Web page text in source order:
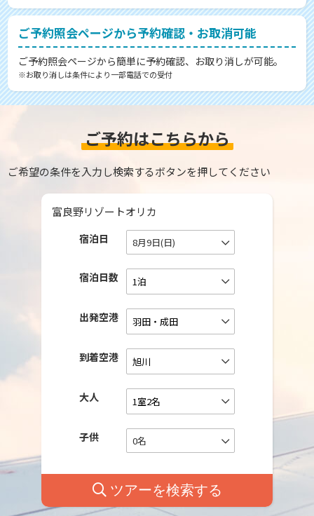
ご予約照会ページから予約確認・お取消可能
ご予約照会ページから簡単に予約確認、お取り消しが可能。
※お取り消しは条件により一部電話での受付
ご予約はこちらから
ご希望の条件を入力し検索するボタンを押してください
富良野リゾートオリカ
宿泊日 8月9日(日)
宿泊日数
出発空港
到着空港
大人
子供 0名